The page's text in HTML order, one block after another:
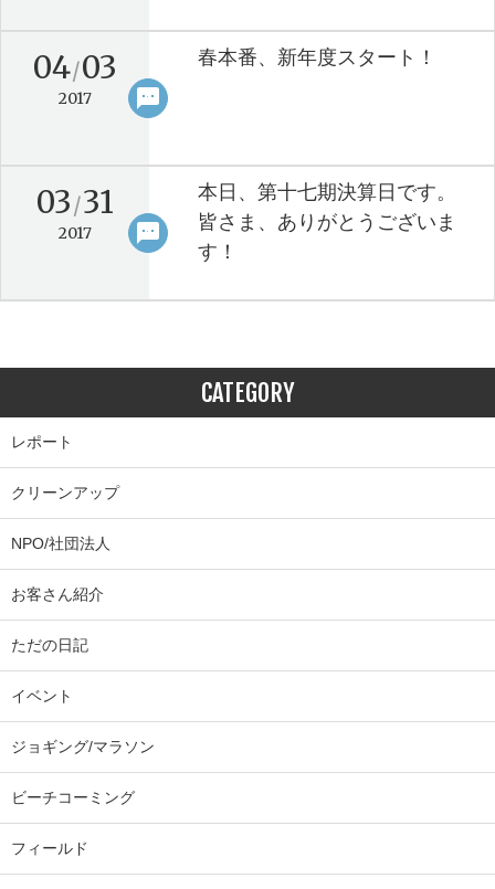
sms
04/03
2017
春本番、新年度スタート！
keyboard_arrow_right
sms
03/31
2017
本日、第十七期決算日です。
皆さま、ありがとうございま
す！
keyboard_arrow_right
CATEGORY
レポート
クリーンアップ
NPO/社団法人
お客さん紹介
ただの日記
イベント
ジョギング/マラソン
ビーチコーミング
フィールド